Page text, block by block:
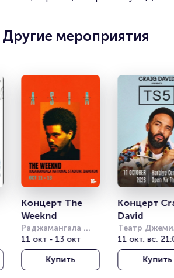
Другие мероприятия
Концерт The
Weeknd
Раджамангала
Нэшнл Стэдиум
(Rajamangala
National Stadium)
11 окт - 13 окт
Купить
Концерт
David
Театр
Топузлу под
открытым
(Harbiye Cemil
Topuzlu
11 окт, вс,
Купить